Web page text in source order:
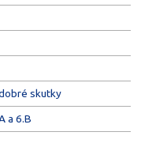
skutky
a 6.B